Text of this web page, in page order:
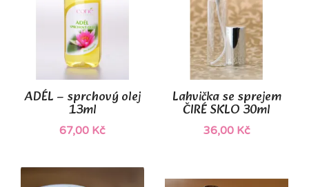
ADÉL – sprchový olej
13ml
67,00 Kč
Lahvička se sprejem
ČIRÉ SKLO 30ml
36,00 Kč